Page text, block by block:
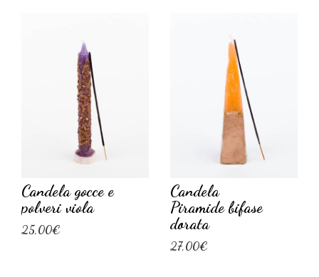
Candela gocce e
polveri viola
25,00€
Candela
Piramide bifase
dorata
27,00€